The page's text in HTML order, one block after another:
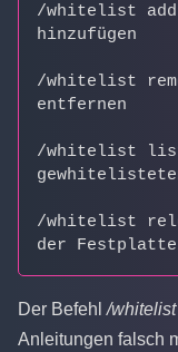
/whitelist add
hinzufügen
/whitelist
entfernen
/whitelist
/whitelist
der
Der Befehl/
Anleitungen falsch